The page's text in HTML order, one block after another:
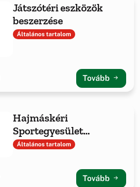
Játszótéri eszközök
beszerzése
Általános tartalom
Tovább
Hajmáskéri
Sportegyesület
sporteszközök
Általános tartalom
Tovább